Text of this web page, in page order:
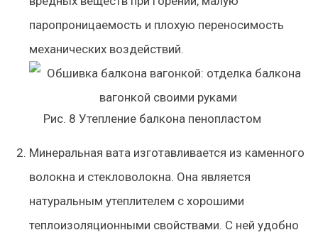
паропроницаемость и плохую переносимость
механических воздействий.
Рис. 8 Утепление балкона пенопластом
Минеральная вата изготавливается из каменного
волокна и стекловолокна. Она является
натуральным утеплителем с хорошими
теплоизоляционными свойствами. С ней удобно